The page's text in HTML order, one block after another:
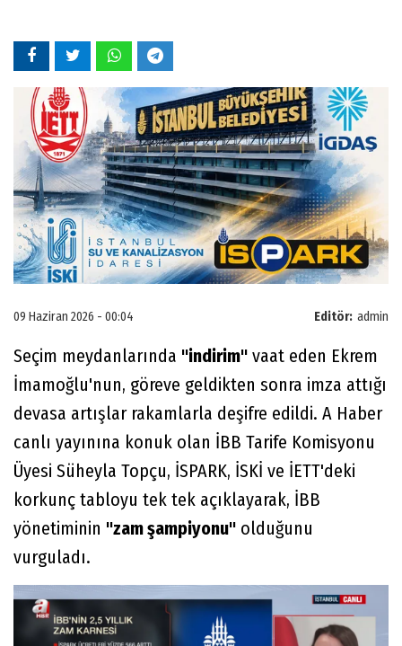
Editör: admin
09 Haziran 2026 - 00:04
Seçim meydanlarında "indirim" vaat eden Ekrem
İmamoğlu'nun, göreve geldikten sonra imza attığı
devasa artışlar rakamlarla deşifre edildi. A Haber
canlı yayınına konuk olan İBB Tarife Komisyonu
Üyesi Süheyla Topçu, İSPARK, İSKİ ve İETT'deki
korkunç tabloyu tek tek açıklayarak, İBB
yönetiminin "zam şampiyonu" olduğunu
vurguladı.